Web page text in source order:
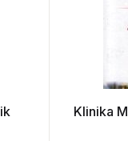
Klinika